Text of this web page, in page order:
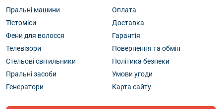
Пральні машини
Тістоміси
Фени для волосся
Телевізори
Стельові світильники
Пральні засоби
Генератори
Оплата
Доставка
Гарантія
Повернення та обмін
Політика безпеки
Умови угоди
Карта сайту